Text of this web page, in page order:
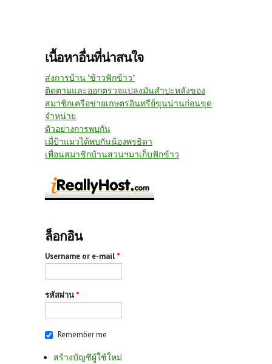
เนื้อหาอื่นที่น่าสนใจ
ส่งการบ้าน "ข้าวฟักข้าว"
ติดตามและออกตรวจแปลงมันสำปะหลังของ
สมาชิกเครือข่ายเกษตรอินทรีย์ขุนน่านก่อนขุด
จำหน่าย
ตัวอย่างการพบกัน
เมื่ป้าแมวได้พบกันน้องพรธิดา
เพื่อนสมาชิกบ้านสวนฯมาเก็บฟักข้าว
ล็อกอิน
Username or e-mail *
รหัสผ่าน *
Remember me
สร้างบัญชีผู้ใช้ใหม่